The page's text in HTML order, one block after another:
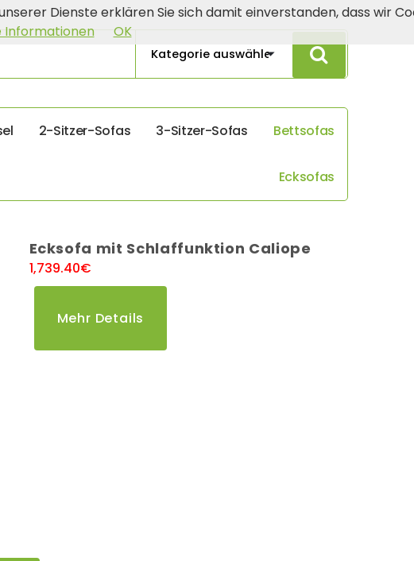
el 2-Sitzer-Sofas 3-Sitzer-Sofas Bettsofas
Ecksofas
Ecksofa mit Schlaffunktion Caliope
1,739.40€
Mehr Details
Dienste erklären Sie sich damit einverstanden, dass wir
Informationen
OK